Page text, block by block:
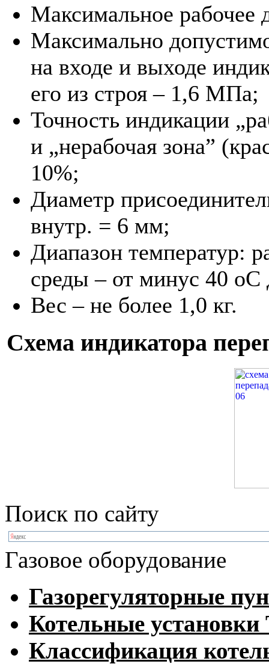
Максимальное рабочее
Максимально
на входе и выходе
его из строя – 1,6 МПа;
Точность индикации
и „нерабочая зона”
10%;
Диаметр
внутр. = 6 мм;
Диапазон температур:
среды – от минус 40
Вес – не более 1,0 кг.
Схема индикатора
Поиск по сайту
Газовое оборудование
Газорегуляторные
Котельные
Классификация